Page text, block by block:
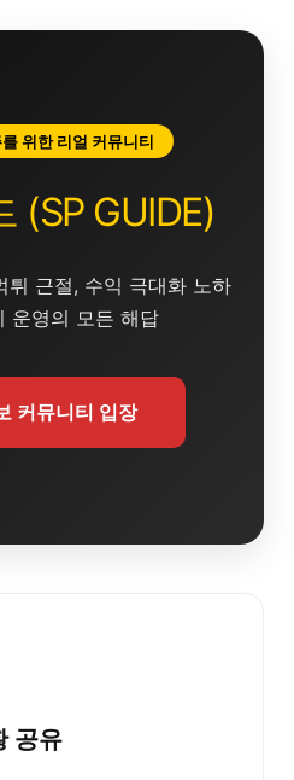
위한 리얼 커뮤니티
(SP GUIDE)
튀 근절, 수익 극대화 노하
운영의 모든 해답
커뮤니티 입장
공유